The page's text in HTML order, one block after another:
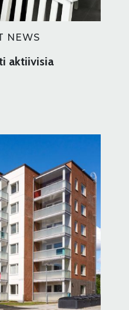
NEWS
aktiivisia